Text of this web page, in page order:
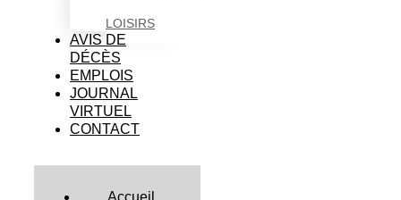
LOISIRS
AVIS DE
DÉCÈS
EMPLOIS
JOURNAL
VIRTUEL
CONTACT